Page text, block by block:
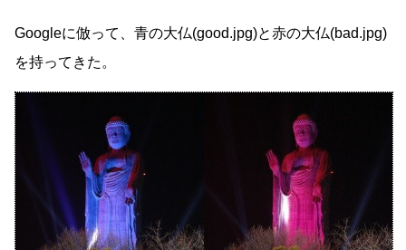
Googleに倣って、青の大仏(good.jpg)と赤の大仏(bad.jpg)
を持ってきた。